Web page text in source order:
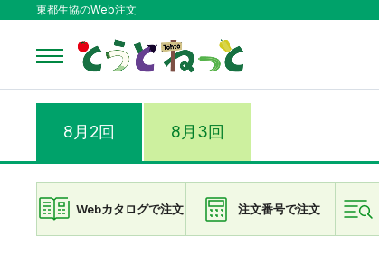
東都生協のWeb注文
8月2回 8月3回
Webカタログで注文 注文番号で注文